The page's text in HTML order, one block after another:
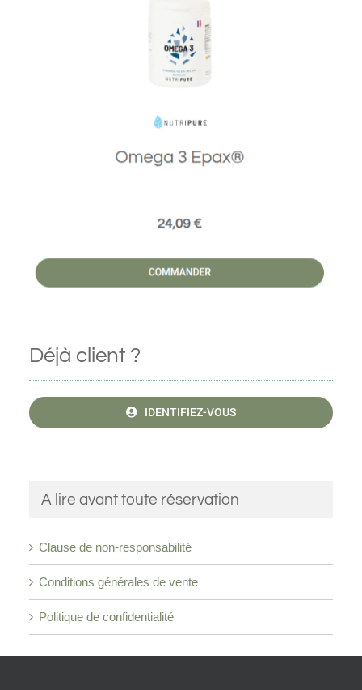
Déjà client ?
IDENTIFIEZ-VOUS
A lire avant toute réservation
Clause de non-responsabilité
Conditions générales de vente
Politique de confidentialité